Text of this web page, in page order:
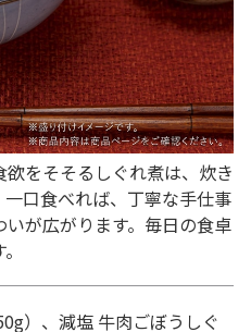
をそそるしぐれ煮は、炊き
口食べれば、丁寧な手仕事
が広がります。毎日の食卓
）、減塩 牛肉ごぼうしぐ